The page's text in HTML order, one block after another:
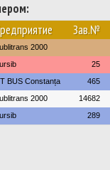
Зав.№
2000
25
BUS Constanța 465
2000 14682
289